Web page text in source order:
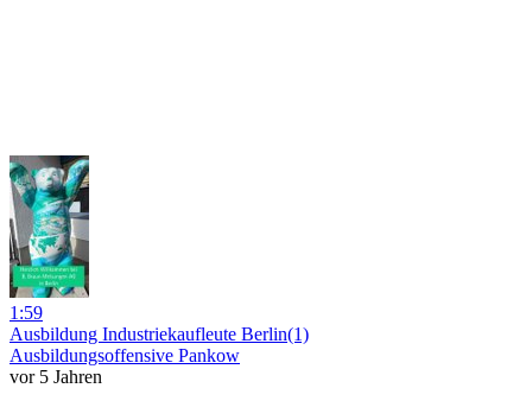
1:59
Ausbildung Industriekaufleute Berlin(1)
Ausbildungsoffensive Pankow
vor 5 Jahren